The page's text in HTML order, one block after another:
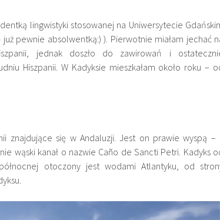
lingwistyki stosowanej na Uniwersytecie
pewnie absolwentką:) ). Pierwotnie miałam jechać
jednak doszło do zawirowań i
Hiszpanii. W Kadyksie mieszkałam około roku –
znajdujące się w Andaluzji. Jest on prawie wyspą –
wąski kanał o nazwie Caño de Sancti Petri. Kadyks
otoczony jest wodami Atlantyku, od